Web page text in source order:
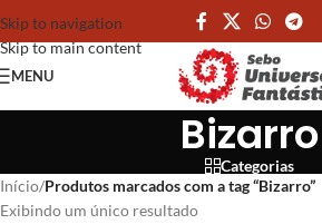
Skip to navigation
Skip to main content
MENU
Bizarro
Categorias
Início/Produtos marcados com a tag “Bizarro”
Exibindo um único resultado